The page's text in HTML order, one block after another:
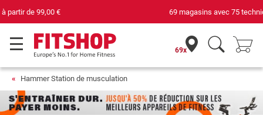
69 magasins avec 75 techniciens
69x
Hammer Station de musculation